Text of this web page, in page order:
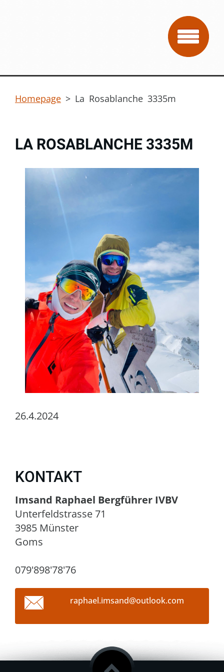
Homepage > La Rosablanche 3335m
LA ROSABLANCHE 3335M
26.4.2024
KONTAKT
Imsand Raphael Bergführer IVBV
Unterfeldstrasse 71
3985 Münster
Goms
079'898'78'76
raphael.imsand@outlook.com